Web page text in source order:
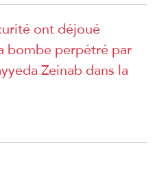
ont déjoué
bombe perpétré par
Zeinab dans la